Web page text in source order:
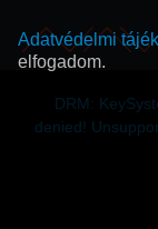
DRM:
denied!
Adatvédelmi
elfogadom.